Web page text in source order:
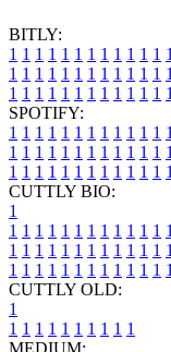
BITLY:
1 1 1 1 1 1 1 1 1 1 1 1 1
1 1 1 1 1 1 1 1 1 1 1 1 1
1 1 1 1 1 1 1 1 1 1 1 1 1
SPOTIFY:
1 1 1 1 1 1 1 1 1 1 1 1 1
1 1 1 1 1 1 1 1 1 1 1 1 1
1 1 1 1 1 1 1 1 1 1 1 1 1
CUTTLY BIO:
1
1 1 1 1 1 1 1 1 1 1 1 1 1
1 1 1 1 1 1 1 1 1 1 1 1 1
1 1 1 1 1 1 1 1 1 1 1 1 1
CUTTLY OLD:
1
1 1 1 1 1 1 1 1 1 1
MEDIUM: